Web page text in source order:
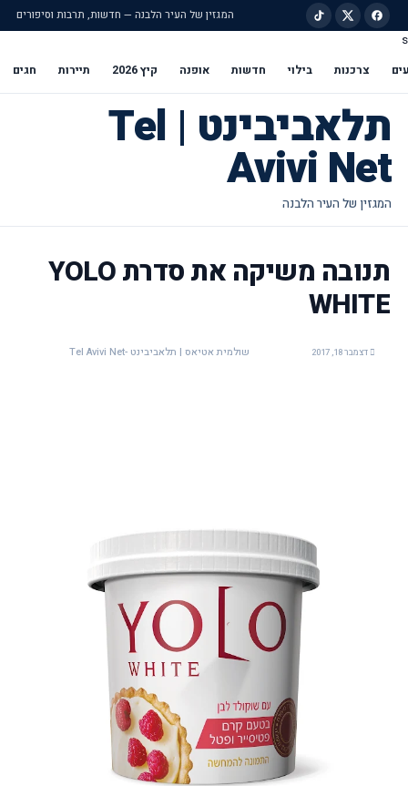
המגזין של העיר הלבנה — חדשות, תרבות וסיפורים
s
צרכנות בילוי חדשות אופנה קיץ 2026 תיירות חגים
תלאביבינט | Tel
Avivi Net
תנובה משיקה את סדרת YOLO
WHITE
דצמבר 18, 2017 שולמית אטיאס | תלאביבינט -Tel Avivi Net